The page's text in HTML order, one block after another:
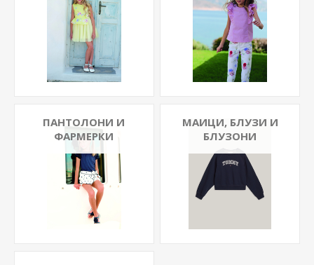
ПАНТОЛОНИ И
ФАРМЕРКИ
МАИЦИ, БЛУЗИ И
БЛУЗОНИ